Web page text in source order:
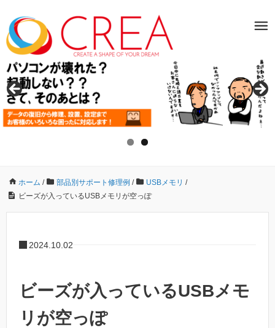
ホーム / 部品別サポート修理例 / USBメモリ /
ビーズが入っているUSBメモリが空っぽ
2024.10.02
ビーズが入っているUSBメモ
リが空っぽ